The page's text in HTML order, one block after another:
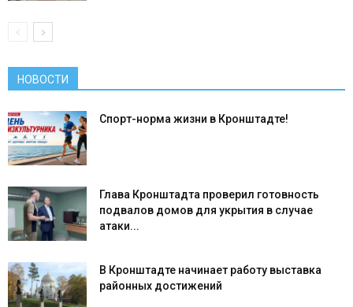
НОВОСТИ
Спорт-норма жизни в Кронштадте!
Глава Кронштадта проверил готовность
подвалов домов для укрытия в случае
атаки...
В Кронштадте начинает работу выставка
районных достижений